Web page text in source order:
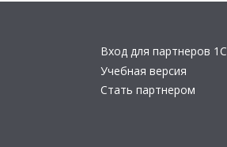
Вход для партнеров 1С
Учебная версия
Стать партнером